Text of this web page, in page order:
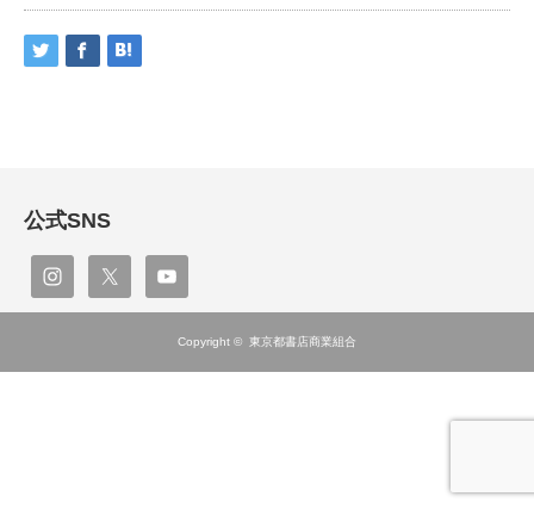
公式SNS
Copyright © 東京都書店商業組合